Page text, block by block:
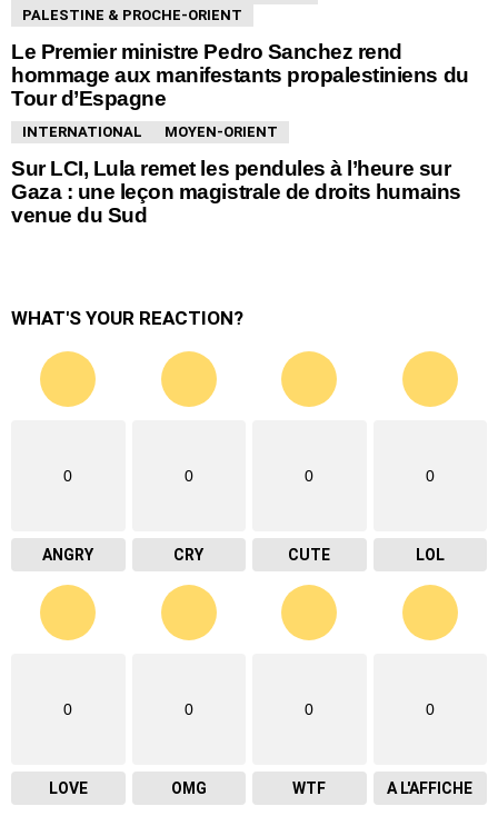
PALESTINE & PROCHE-ORIENT
Le Premier ministre Pedro Sanchez rend
hommage aux manifestants propalestiniens du
Tour d’Espagne
INTERNATIONAL MOYEN-ORIENT
Sur LCI, Lula remet les pendules à l’heure sur
Gaza : une leçon magistrale de droits humains
venue du Sud
WHAT'S YOUR REACTION?
0
ANGRY
0
CRY
0
CUTE
0
LOL
0
LOVE
0
OMG
0
WTF
0
A L'AFFICHE